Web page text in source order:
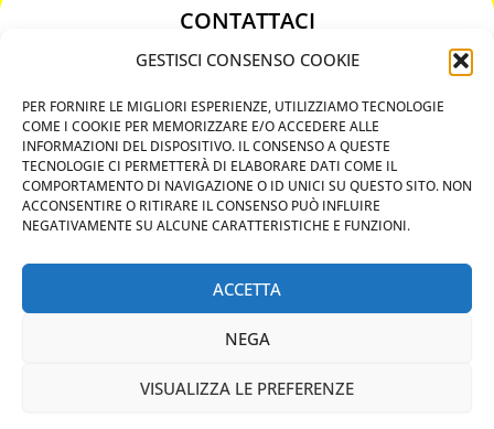
GESTISCI CONSENSO COOKIE
PER FORNIRE LE MIGLIORI ESPERIENZE, UTILIZZIAMO TECNOLOGIE
COME I COOKIE PER MEMORIZZARE E/O ACCEDERE ALLE
INFORMAZIONI DEL DISPOSITIVO. IL CONSENSO A QUESTE
TECNOLOGIE CI PERMETTERÀ DI ELABORARE DATI COME IL
COMPORTAMENTO DI NAVIGAZIONE O ID UNICI SU QUESTO SITO. NON
ACCONSENTIRE O RITIRARE IL CONSENSO PUÒ INFLUIRE
NEGATIVAMENTE SU ALCUNE CARATTERISTICHE E FUNZIONI.
ACCETTA
NEGA
VISUALIZZA LE PREFERENZE
CONTATTACI
349 3863811
chiavicodificate@gmail.com
Privacy Policy
Cookie Policy
MAPS
CHIAMA ORA